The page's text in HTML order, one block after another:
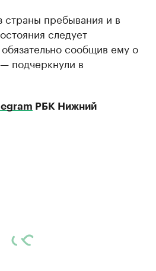
страны пребывания и в
следует
сообщив ему о
подчеркнули в
РБК Нижний